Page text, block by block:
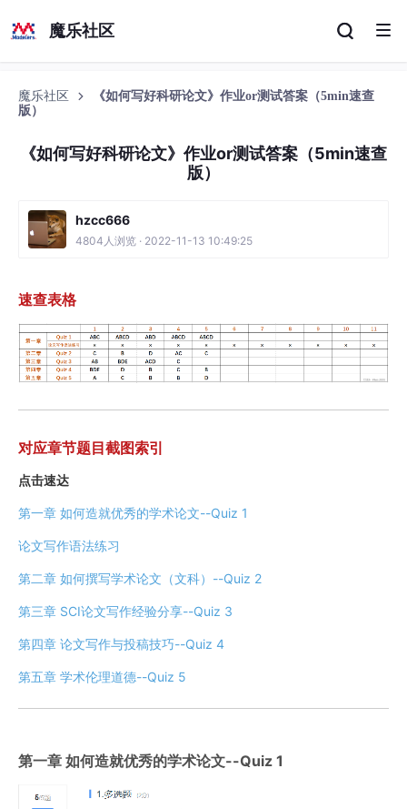
魔乐社区
魔乐社区
《如何写好科研论文》作业or测试答案（5min速查
版）
《如何写好科研论文》作业or测试答案（5min速查
版）
hzcc666
4804人浏览 · 2022-11-13 10:49:25
速查表格
对应章节题目截图索引
点击速达
第一章 如何造就优秀的学术论文--Quiz 1
论文写作语法练习
第二章 如何撰写学术论文（文科）--Quiz 2
第三章 SCI论文写作经验分享--Quiz 3
第四章 论文写作与投稿技巧--Quiz 4
第五章 学术伦理道德--Quiz 5
第一章 如何造就优秀的学术论文--Quiz 1